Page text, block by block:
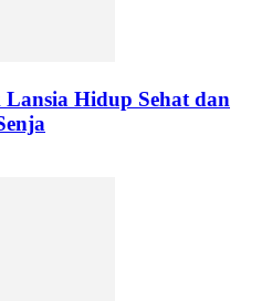
Hidup Sehat dan